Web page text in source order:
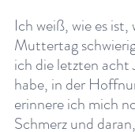
Ich weiß, wie es
Muttertag
ich die letzten acht
habe, in der
erinnere ich mich
Schmerz und